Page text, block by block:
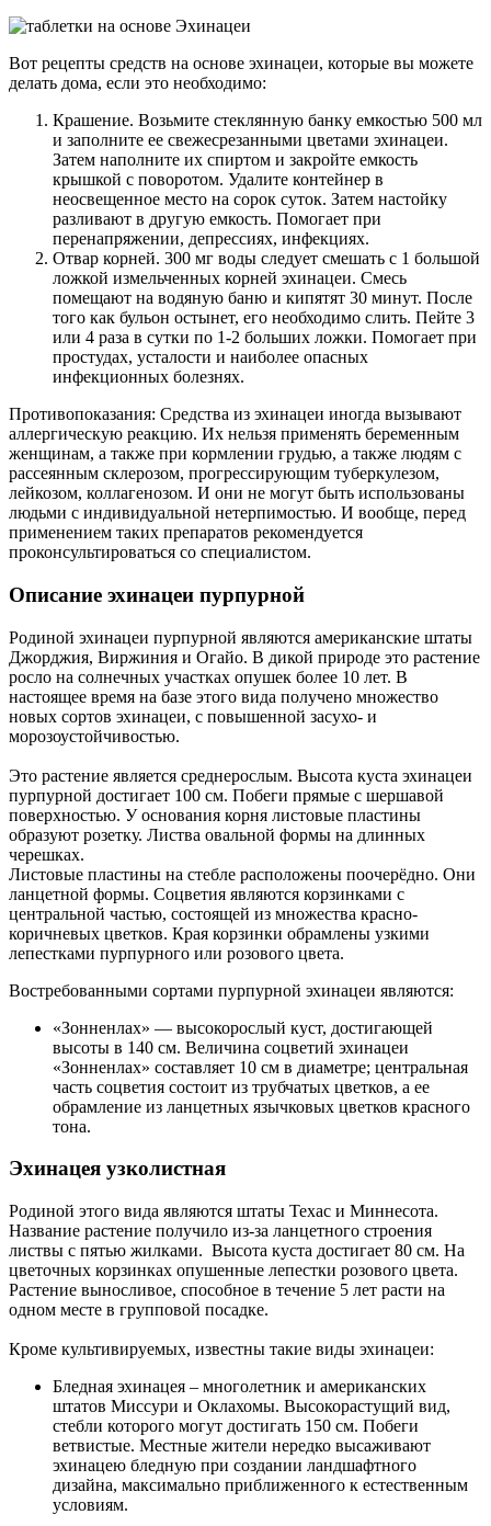
Вот рецепты средств на основе эхинацеи, которые вы можете
делать дома, если это необходимо:
Крашение. Возьмите стеклянную банку емкостью 500 мл
и заполните ее свежесрезанными цветами эхинацеи.
Затем наполните их спиртом и закройте емкость
крышкой с поворотом. Удалите контейнер в
неосвещенное место на сорок суток. Затем настойку
разливают в другую емкость. Помогает при
перенапряжении, депрессиях, инфекциях.
Отвар корней. 300 мг воды следует смешать с 1 большой
ложкой измельченных корней эхинацеи. Смесь
помещают на водяную баню и кипятят 30 минут. После
того как бульон остынет, его необходимо слить. Пейте 3
или 4 раза в сутки по 1-2 больших ложки. Помогает при
простудах, усталости и наиболее опасных
инфекционных болезнях.
Противопоказания: Средства из эхинацеи иногда вызывают
аллергическую реакцию. Их нельзя применять беременным
женщинам, а также при кормлении грудью, а также людям с
рассеянным склерозом, прогрессирующим туберкулезом,
лейкозом, коллагенозом. И они не могут быть использованы
людьми с индивидуальной нетерпимостью. И вообще, перед
применением таких препаратов рекомендуется
проконсультироваться со специалистом.
Описание эхинацеи пурпурной
Родиной эхинацеи пурпурной являются американские штаты
Джорджия, Виржиния и Огайо. В дикой природе это растение
росло на солнечных участках опушек более 10 лет. В
настоящее время на базе этого вида получено множество
новых сортов эхинацеи, с повышенной засухо- и
морозоустойчивостью.
Это растение является среднерослым. Высота куста эхинацеи
пурпурной достигает 100 см. Побеги прямые с шершавой
поверхностью. У основания корня листовые пластины
образуют розетку. Листва овальной формы на длинных
черешках.
Листовые пластины на стебле расположены поочерёдно. Они
ланцетной формы. Соцветия являются корзинками с
центральной частью, состоящей из множества красно-
коричневых цветков. Края корзинки обрамлены узкими
лепестками пурпурного или розового цвета.
Востребованными сортами пурпурной эхинацеи являются:
«Зонненлах» — высокорослый куст, достигающей
высоты в 140 см. Величина соцветий эхинацеи
«Зонненлах» составляет 10 см в диаметре; центральная
часть соцветия состоит из трубчатых цветков, а ее
обрамление из ланцетных язычковых цветков красного
тона.
Эхинацея узколистная
Родиной этого вида являются штаты Техас и Миннесота.
Название растение получило из-за ланцетного строения
листвы с пятью жилками. Высота куста достигает 80 см. На
цветочных корзинках опушенные лепестки розового цвета.
Растение выносливое, способное в течение 5 лет расти на
одном месте в групповой посадке.
Кроме культивируемых, известны такие виды эхинацеи:
Бледная эхинацея – многолетник и американских
штатов Миссури и Оклахомы. Высокорастущий вид,
стебли которого могут достигать 150 см. Побеги
ветвистые. Местные жители нередко высаживают
эхинацею бледную при создании ландшафтного
дизайна, максимально приближенного к естественным
условиям.